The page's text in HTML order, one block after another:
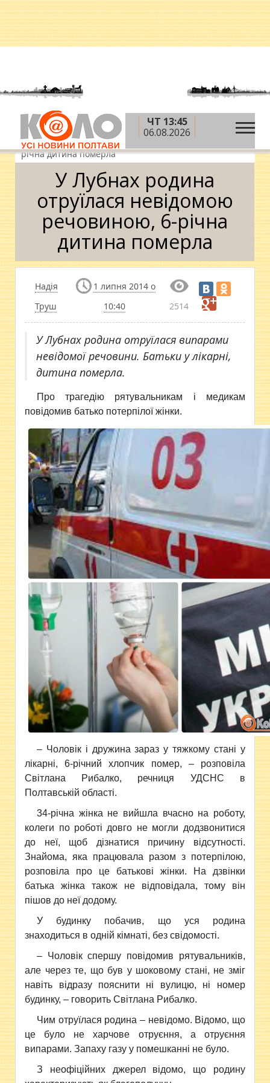
ЧТ 13:45
06.08.2026
Головна » Новини » Надзвичайні події
Лубнах родина отруїлася невідомою речовиною, 6-
річна дитина померла
У Лубнах родина
отруїлася невідомою
речовиною, 6-річна
дитина померла
Надія
Труш
1 липня 2014 о
10:40
2514
У Лубнах родина отруїлася випарами
невідомої речовини. Батьки у лікарні,
дитина померла.
Про трагедію рятувальникам і медикам
повідомив батько потерпілої жінки.
– Чоловік і дружина зараз у тяжкому стані у
лікарні, 6-річний хлопчик помер, – розповіла
Світлана Рибалко, речниця УДСНС в
Полтавській області.
34-річна жінка не вийшла вчасно на роботу,
колеги по роботі довго не могли додзвонитися
до неї, щоб дізнатися причину відсутності.
Знайома, яка працювала разом з потерпілою,
розповіла про це батькові жінки. На дзвінки
батька жінка також не відповідала, тому він
пішов до неї додому.
У будинку побачив, що уся родина
знаходиться в одній кімнаті, без свідомості.
– Чоловік спершу повідомив рятувальників,
але через те, що був у шоковому стані, не зміг
навіть відразу пояснити ні вулицю, ні номер
будинку, – говорить Світлана Рибалко.
Чим отруїлася родина – невідомо. Відомо, що
це було не харчове отруєння, а отруєння
випарами. Запаху газу у помешканні не було.
З неофіційних джерел відомо, що родину